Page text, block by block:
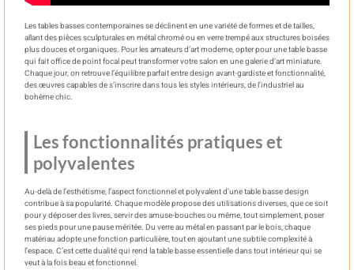
Les tables basses contemporaines se déclinent en une variété de formes et de tailles,
allant des pièces sculpturales en métal chromé ou en verre trempé aux structures boisées
plus douces et organiques. Pour les amateurs d’art moderne, opter pour une table basse
qui fait office de point focal peut transformer votre salon en une galerie d’art miniature.
Chaque jour, on retrouve l’équilibre parfait entre design avant-gardiste et fonctionnalité,
des œuvres capables de s’inscrire dans tous les styles intérieurs, de l’industriel au
bohème chic.
Les fonctionnalités pratiques et
polyvalentes
Au-delà de l’esthétisme, l’aspect fonctionnel et polyvalent d’une table basse design
contribue à sa popularité. Chaque modèle propose des utilisations diverses, que ce soit
pour y déposer des livres, servir des amuse-bouches ou même, tout simplement, poser
ses pieds pour une pause méritée. Du verre au métal en passant par le bois, chaque
matériau adopte une fonction particulière, tout en ajoutant une subtile complexité à
l’espace. C’est cette dualité qui rend la table basse essentielle dans tout intérieur qui se
veut à la fois beau et fonctionnel.